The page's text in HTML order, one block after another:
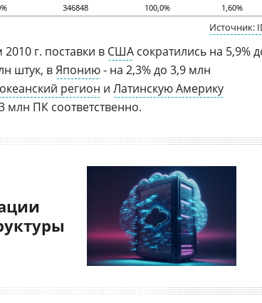
346848 100,0% 1,60%
Источник:
г. поставки в США сократились на 5,9%
штук, вЯпонию- на 2,3% до 3,9 млн
регион и Латинскую Америку
млн ПК соответственно.